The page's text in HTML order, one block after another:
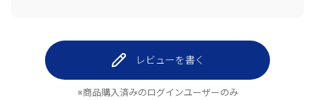
レビューを書く
※商品購入済みのログインユーザーのみ